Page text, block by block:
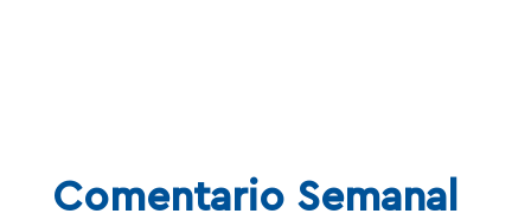
Comentario Semanal